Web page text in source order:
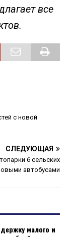
все
с новой
СЛЕДУЮЩАЯ
6 сельских
автобусами
малого и